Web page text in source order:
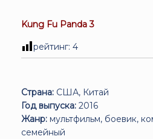
Kung Fu Panda 3
рейтинг: 4
Страна: США, Китай
Год выпуска: 2016
Жанр: мультфильм, боевик,
семейный